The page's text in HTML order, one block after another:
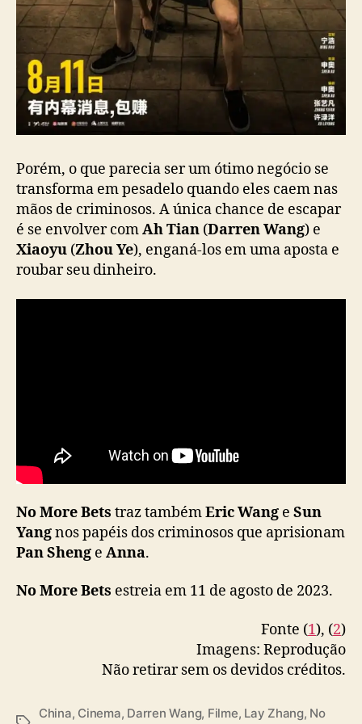
o
m
N
M
r
B
e
t
Porém, o que parecia ser um ótimo negócio se
transforma em pesadelo quando eles caem nas
mãos de criminosos. A única chance de escapar
é se envolver comAh Tian (Darren Wang) e
Xiaoyu (Zhou Ye), enganá-los em uma aposta e
roubar seu dinheiro.
No More Bets traz tambémEric Wang e Sun
Yangnos papéis dos criminosos que aprisionam
Pan Sheng e Anna.
No More Bets estreia em 11 de agosto de 2023.
Fonte (1), (2)
Imagens: Reprodução
Não retirar sem os devidos créditos.
China, Cinema, Darren Wang, Filme, Lay Zhang, No